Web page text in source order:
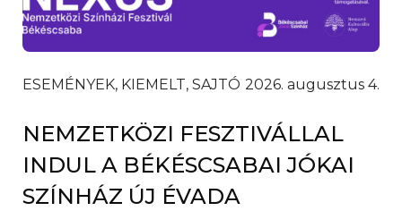
ESEMÉNYEK, KIEMELT, SAJTÓ 2026. augusztus 4.
NEMZETKÖZI FESZTIVÁLLAL
INDUL A BÉKÉSCSABAI JÓKAI
SZÍNHÁZ ÚJ ÉVADA